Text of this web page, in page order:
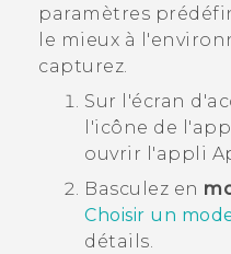
Appareils HTC &
Connexion
paramètres
le mieux à
capturez.
Sur l'écran d'
l'icône de
ouvrir l'appli
Basculez en
Choisir un
détails.